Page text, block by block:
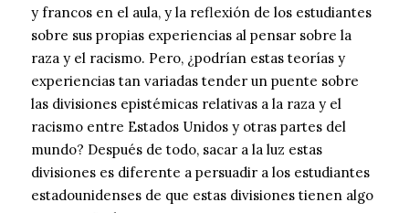
y francos en el aula, y la reflexión de los estudiantes
sobre sus propias experiencias al pensar sobre la
raza y el racismo. Pero, ¿podrían estas teorías y
experiencias tan variadas tender un puente sobre
las divisiones epistémicas relativas a la raza y el
racismo entre Estados Unidos y otras partes del
mundo? Después de todo, sacar a la luz estas
divisiones es diferente a persuadir a los estudiantes
estadounidenses de que estas divisiones tienen algo